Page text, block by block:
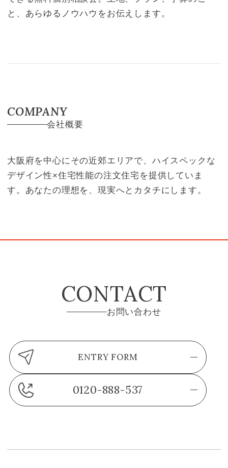
と、あらゆるノウハウをお伝えします。
COMPANY
会社概要
大阪府を中心にその近郊エリアで、ハイスペックな
デザイン性×住宅性能の注文住宅を提供していま
す。あなたの理想を、現実へとカタチにします。
CONTACT
お問い合わせ
ENTRY FORM
0120-888-537